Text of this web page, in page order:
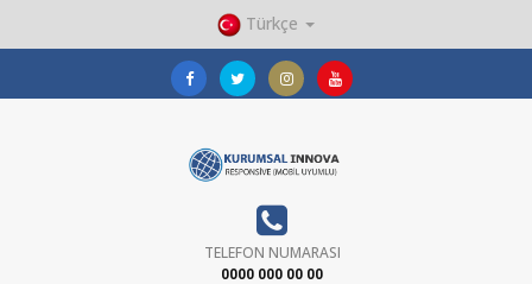
Türkçe
TELEFON NUMARASI
0000 000 00 00